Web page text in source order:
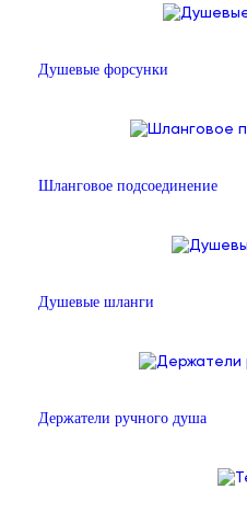
Душевые форсунки
Шланговое подсоединение
Душевые шланги
Держатели ручного душа